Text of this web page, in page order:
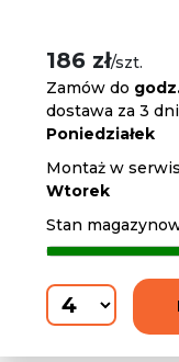
186 zł/szt.
Zamów do
dostawa za 3 dni
Poniedziałek
Montaż w
Wtorek
Stan